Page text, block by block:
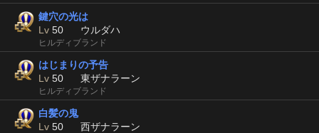
鍵穴の光は
Lv 50 ウルダハ
ヒルディブランド
はじまりの予告
Lv 50 東ザナラーン
ヒルディブランド
白髪の鬼
Lv 50 西ザナラーン